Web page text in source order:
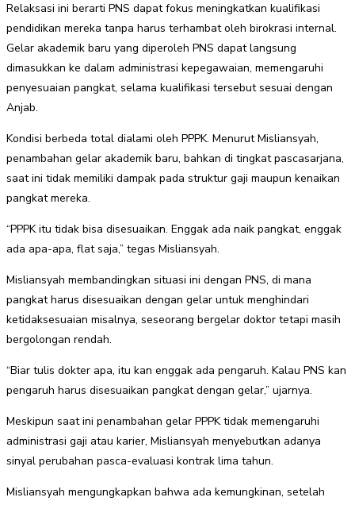
Relaksasi ini berarti PNS dapat fokus meningkatkan kualifikasi
pendidikan mereka tanpa harus terhambat oleh birokrasi internal.
Gelar akademik baru yang diperoleh PNS dapat langsung
dimasukkan ke dalam administrasi kepegawaian, memengaruhi
penyesuaian pangkat, selama kualifikasi tersebut sesuai dengan
Anjab.
Kondisi berbeda total dialami oleh PPPK. Menurut Misliansyah,
penambahan gelar akademik baru, bahkan di tingkat pascasarjana,
saat ini tidak memiliki dampak pada struktur gaji maupun kenaikan
pangkat mereka.
“PPPK itu tidak bisa disesuaikan. Enggak ada naik pangkat, enggak
ada apa-apa, flat saja,” tegas Misliansyah.
Misliansyah membandingkan situasi ini dengan PNS, di mana
pangkat harus disesuaikan dengan gelar untuk menghindari
ketidaksesuaian misalnya, seseorang bergelar doktor tetapi masih
bergolongan rendah.
“Biar tulis dokter apa, itu kan enggak ada pengaruh. Kalau PNS kan
pengaruh harus disesuaikan pangkat dengan gelar,” ujarnya.
Meskipun saat ini penambahan gelar PPPK tidak memengaruhi
administrasi gaji atau karier, Misliansyah menyebutkan adanya
sinyal perubahan pasca-evaluasi kontrak lima tahun.
Misliansyah mengungkapkan bahwa ada kemungkinan, setelah